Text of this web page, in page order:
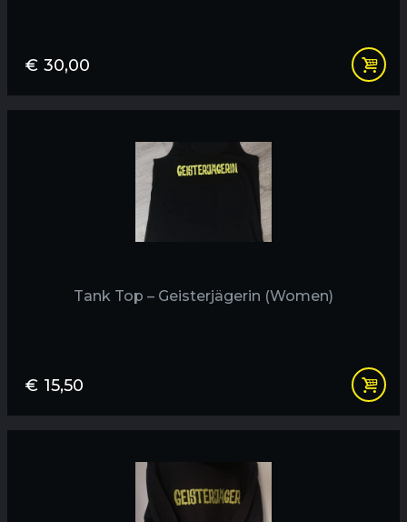
€ 30,00
Tank Top – Geisterjägerin (Women)
€ 15,50